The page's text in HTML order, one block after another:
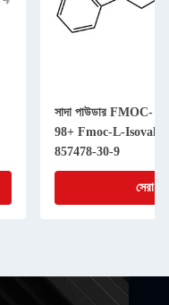
সাদা পাউডার FMOC-
98+ Fmoc-L-
857478-30-9
সেরা